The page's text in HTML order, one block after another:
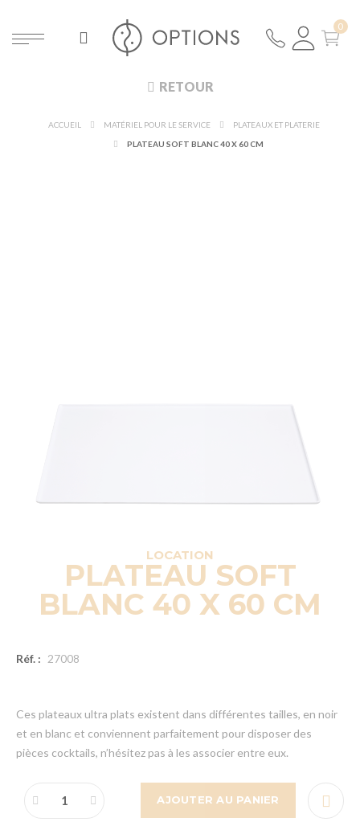
RETOUR
ACCUEIL MATÉRIEL POUR LE SERVICE
PLATEAUX ET PLATERIE
PLATEAU SOFT BLANC 40 X 60 CM
LOCATION
PLATEAU SOFT
BLANC 40 X 60 CM
Réf. : 27008
Ces plateaux ultra plats existent dans différentes tailles, en noir
et en blanc et conviennent parfaitement pour disposer des
pièces cocktails, n’hésitez pas à les associer entre eux.
AJOUTER AU PANIER